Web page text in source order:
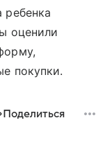
ребенка
оценили
покупки.
Поделиться